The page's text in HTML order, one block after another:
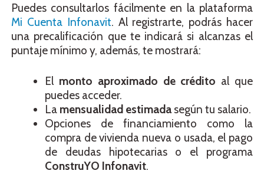
Puedes consultarlos fácilmente en la plataforma
Mi Cuenta Infonavit. Al registrarte, podrás hacer
una precalificación que te indicará si alcanzas el
puntaje mínimo y, además, te mostrará:
El monto aproximado de crédito al que
puedes acceder.
La mensualidad estimada según tu salario.
Opciones de financiamiento como la
compra de vivienda nueva o usada, el pago
de deudas hipotecarias o el programa
ConstruYO Infonavit.